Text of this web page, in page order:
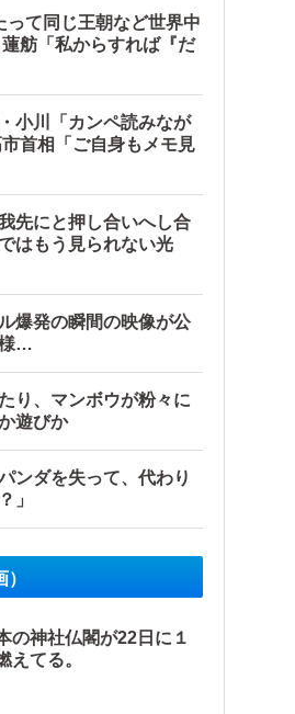
って同じ王朝など世界中
舫「私からすれば『だ
小川「カンペ読みなが
首相「ご自身もメモ見
先にと押し合いへし合
はもう見られない光
爆発の瞬間の映像が公
様…
り、マンボウが粉々に
遊びか
ンダを失って、代わり
」
の神社仏閣が22日に１
えてる。